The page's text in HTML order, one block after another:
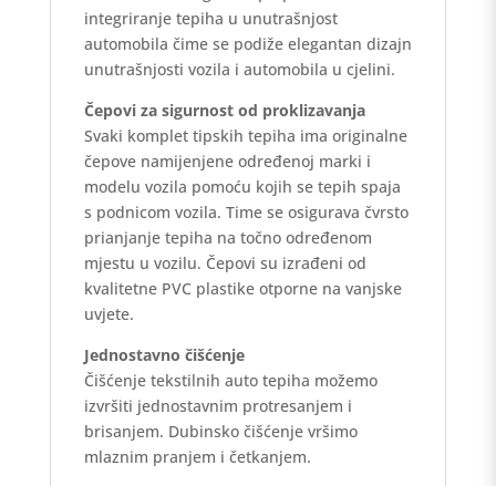
integriranje tepiha u unutrašnjost
automobila čime se podiže elegantan dizajn
unutrašnjosti vozila i automobila u cjelini.
Čepovi za sigurnost od proklizavanja
Svaki komplet tipskih tepiha ima originalne
čepove namijenjene određenoj marki i
modelu vozila pomoću kojih se tepih spaja
s podnicom vozila. Time se osigurava čvrsto
prianjanje tepiha na točno određenom
mjestu u vozilu. Čepovi su izrađeni od
kvalitetne PVC plastike otporne na vanjske
uvjete.
Jednostavno čišćenje
Čišćenje tekstilnih auto tepiha možemo
izvršiti jednostavnim protresanjem i
brisanjem. Dubinsko čišćenje vršimo
mlaznim pranjem i četkanjem.